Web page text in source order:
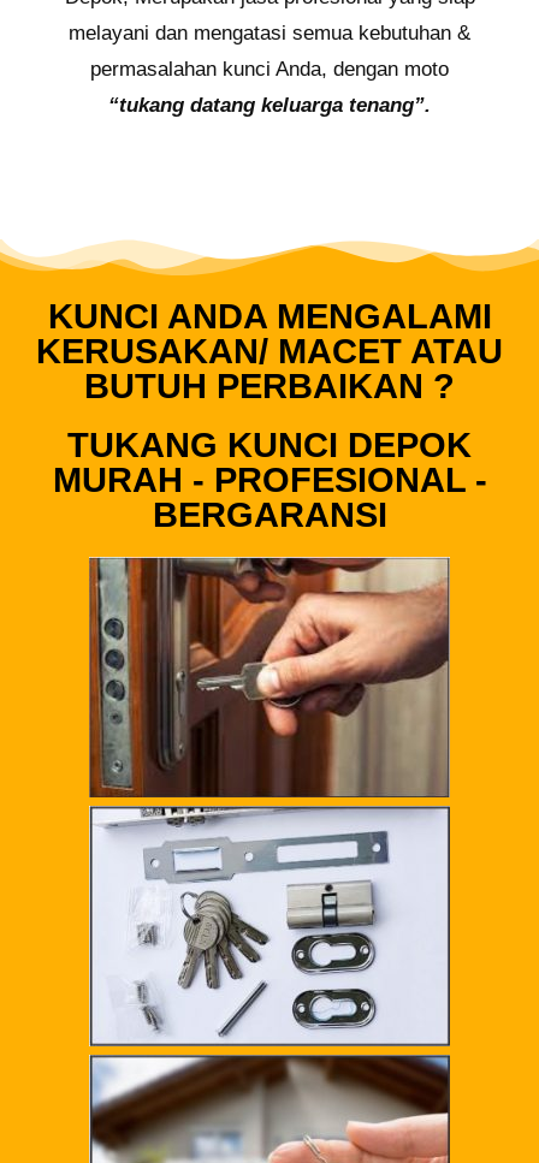
melayani dan mengatasi semua kebutuhan &
permasalahan kunci Anda, dengan moto
“tukang datang keluarga tenang”.
KUNCI ANDA MENGALAMI
KERUSAKAN/ MACET ATAU
BUTUH PERBAIKAN ?
TUKANG KUNCI DEPOK
MURAH - PROFESIONAL -
BERGARANSI